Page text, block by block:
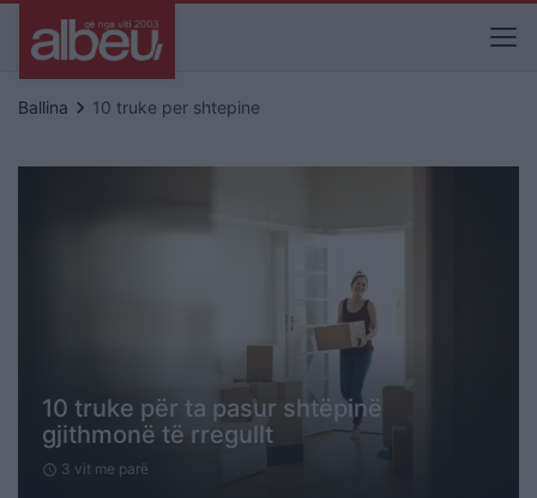
Ballina keyboard_arrow_right 10 truke per shtepine
10 truke për ta pasur shtëpinë
gjithmonë të rregullt
schedule 3 vit me parë